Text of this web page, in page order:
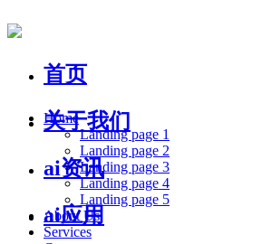
首页
关于我们
ai资讯
ai应用
Home
Landing page 1
Landing page 2
Landing page 3
Landing page 4
Landing page 5
About Us
Services